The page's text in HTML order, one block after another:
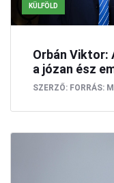
KÜLFÖLD
Orbán Viktor:
a józan ész
SZERZŐ: FORRÁS: